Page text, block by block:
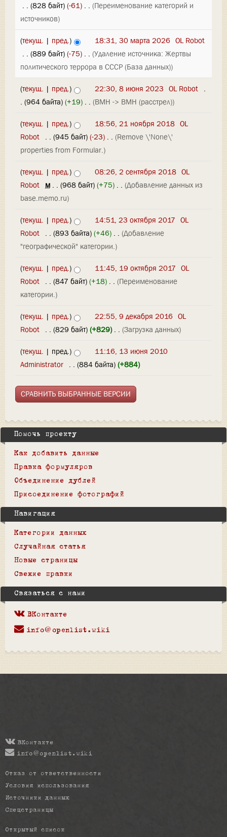
. . (828 байт) (-61) . . (Переименование категорий и
источников)
(текущ. | пред.) 18:31, 30 марта 2026 OL Robot
. . (889 байт) (-75) . . (Удаление источника: Жертвы
политического террора в СССР (База данных))
(текущ. | пред.) 22:30, 8 июня 2023 OL Robot .
. (964 байта) (+19) . . (ВМН -> ВМН (расстрел))
(текущ. | пред.) 18:56, 21 ноября 2018 OL
Robot . . (945 байт) (-23) . . (Remove \'None\'
properties from Formular.)
(текущ. | пред.) 08:26, 2 сентября 2018 OL
Robot ‎м . . (968 байт) (+75) . . (Добавление данных из
base.memo.ru)
(текущ. | пред.) 14:51, 23 октября 2017 OL
Robot . . (893 байта) (+46) . . (Добавление
"географической" категории.)
(текущ. | пред.) 11:45, 19 октября 2017 OL
Robot . . (847 байт) (+18) . . (Переименование
категории.)
(текущ. | пред.) 22:55, 9 декабря 2016 OL
Robot . . (829 байт) (+829)‎ . . (Загрузка данных)
(текущ. | пред.)
11:16, 13 июня 2010
Administrator . . (884 байта) (+884)
Помочь проекту
Как добавить данные
Правка формуляров
Объединение дублей
Присоединение фотографий
Навигация
Категории данных
Случайная статья
Новые страницы
Свежие правки
Связаться с нами
ВКонтакте
info@openlist.wiki
ВКонтакте
info@openlist.wiki
Отказ от ответственности
Условия использования
Источники данных
Спецстраницы
Открытый список